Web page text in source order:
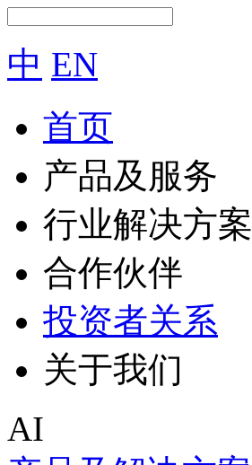
中 EN
首页
产品及服务
行业解决方案
合作伙伴
投资者关系
关于我们
AI